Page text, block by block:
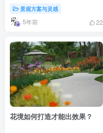
景观方案与灵感
5年前 22
花境如何打造才能出效果？